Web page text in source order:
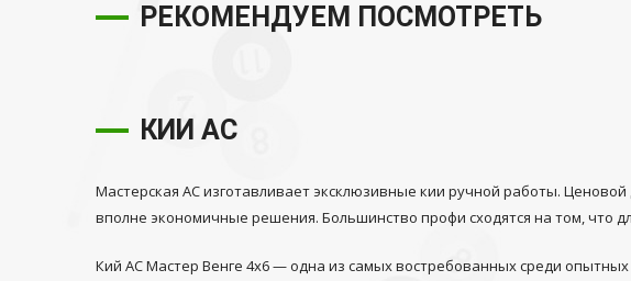
РЕКОМЕНДУЕМ ПОСМОТРЕТЬ
КИИ АС
Мастерская АС изготавливает эксклюзивные кии ручной работы.
вполне экономичные решения. Большинство профи сходятся на том, что
Кий АС Мастер Венге 4х6 — одна из самых востребованных среди